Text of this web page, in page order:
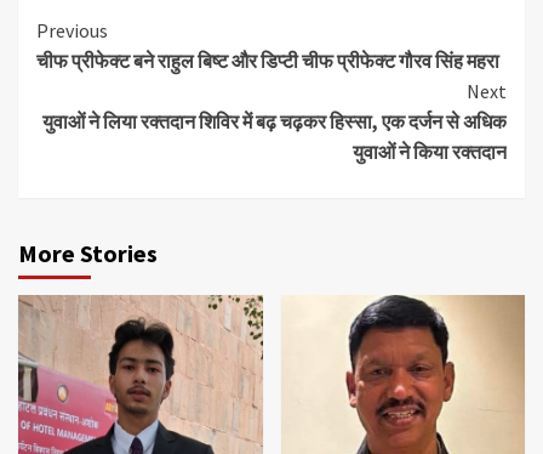
Continue
Reading
Previous
चीफ प्रीफेक्ट बने राहुल बिष्ट और डिप्टी चीफ प्रीफेक्ट गौरव सिंह महरा
Next
युवाओं ने लिया रक्तदान शिविर में बढ़ चढ़कर हिस्सा, एक दर्जन से अधिक
युवाओं ने किया रक्तदान
More Stories